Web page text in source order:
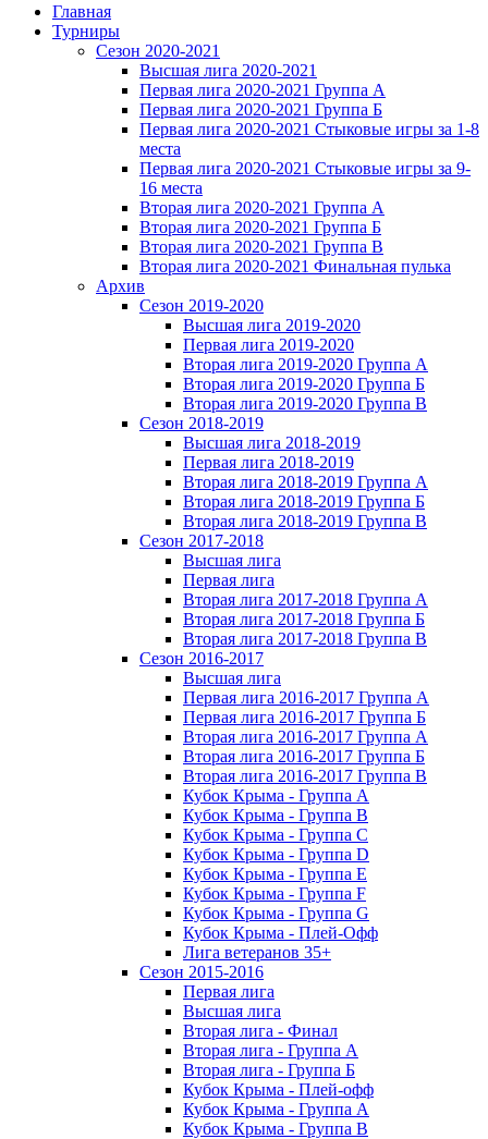
Главная
Турниры
Сезон 2020-2021
Высшая лига 2020-2021
Первая лига 2020-2021 Группа А
Первая лига 2020-2021 Группа Б
Первая лига 2020-2021 Стыковые игры за 1-8
места
Первая лига 2020-2021 Стыковые игры за 9-
16 места
Вторая лига 2020-2021 Группа А
Вторая лига 2020-2021 Группа Б
Вторая лига 2020-2021 Группа В
Вторая лига 2020-2021 Финальная пулька
Архив
Сезон 2019-2020
Высшая лига 2019-2020
Первая лига 2019-2020
Вторая лига 2019-2020 Группа А
Вторая лига 2019-2020 Группа Б
Вторая лига 2019-2020 Группа В
Сезон 2018-2019
Высшая лига 2018-2019
Первая лига 2018-2019
Вторая лига 2018-2019 Группа А
Вторая лига 2018-2019 Группа Б
Вторая лига 2018-2019 Группа В
Сезон 2017-2018
Высшая лига
Первая лига
Вторая лига 2017-2018 Группа А
Вторая лига 2017-2018 Группа Б
Вторая лига 2017-2018 Группа В
Сезон 2016-2017
Высшая лига
Первая лига 2016-2017 Группа А
Первая лига 2016-2017 Группа Б
Вторая лига 2016-2017 Группа А
Вторая лига 2016-2017 Группа Б
Вторая лига 2016-2017 Группа В
Кубок Крыма - Группа A
Кубок Крыма - Группа B
Кубок Крыма - Группа C
Кубок Крыма - Группа D
Кубок Крыма - Группа E
Кубок Крыма - Группа F
Кубок Крыма - Группа G
Кубок Крыма - Плей-Офф
Лига ветеранов 35+
Сезон 2015-2016
Первая лига
Высшая лига
Вторая лига - Финал
Вторая лига - Группа А
Вторая лига - Группа Б
Кубок Крыма - Плей-офф
Кубок Крыма - Группа A
Кубок Крыма - Группа B